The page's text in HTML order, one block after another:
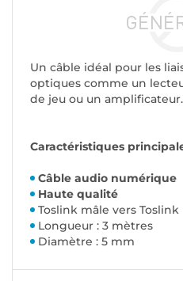
Un câble idéal pour les
optiques comme un
de jeu ou un amplificateur.
Caractéristiques
Câble audio numérique
Haute qualité
Toslink mâle vers Toslink
Longueur : 3 mètres
Diamètre : 5 mm